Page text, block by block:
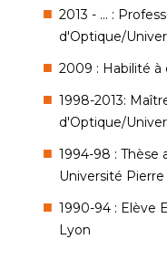
2013 - ... :
d'Optique/
2009 : Habilité à
1998-2013:
d'Optique/
1994-98 : Thèse
Université
1990-94 : Elève
Lyon